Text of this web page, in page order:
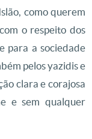
como querem
o respeito dos
para a sociedade
pelos yazidis e
clara e corajosa
e sem qualquer